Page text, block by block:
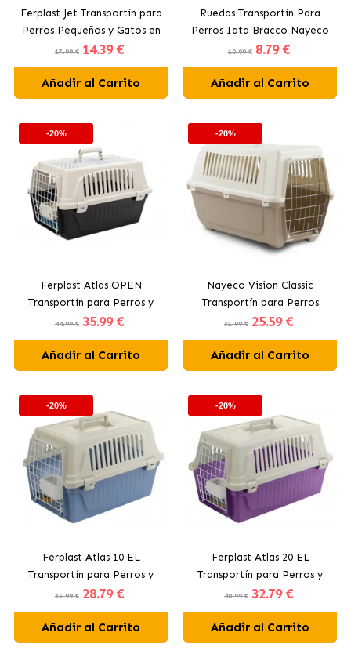
Ferplast Jet Transportín para
Perros Pequeños y Gatos en
Colores Surtidos
17.99 € 14.39 €
Añadir al Carrito
Ruedas Transportín Para
Perros Iata Bracco Nayeco
10.99 € 8.79 €
Añadir al Carrito
-20%
Ferplast Atlas OPEN
Transportín para Perros y
Gatos en Colores Surtidos
44.99 € 35.99 €
Añadir al Carrito
-20%
Nayeco Vision Classic
Transportín para Perros
Medianos en Colores
31.99 € 25.59 €
Añadir al Carrito
-20%
Ferplast Atlas 10 EL
Transportín para Perros y
Gatos Hasta 8 Kg Con
35.99 € 28.79 €
Añadir al Carrito
-20%
Ferplast Atlas 20 EL
Transportín para Perros y
Gatos Hasta 8 Kg Con
40.99 € 32.79 €
Añadir al Carrito